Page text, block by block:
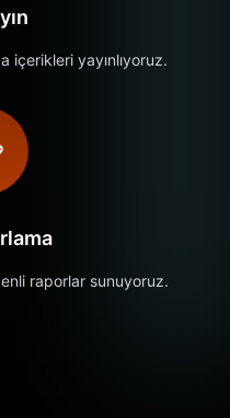
içerikleri yayınlıyoruz.
raporlar sunuyoruz.